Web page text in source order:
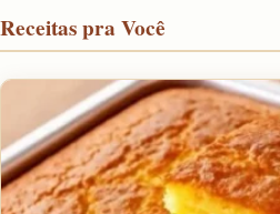
Receitas pra Você